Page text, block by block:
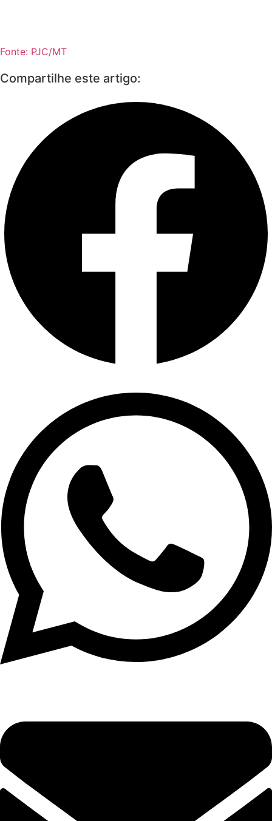
Fonte: PJC/MT
Compartilhe este artigo: